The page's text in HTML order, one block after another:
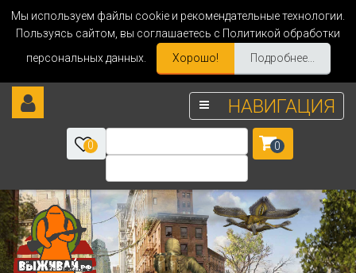
Мы используем файлы cookie и рекомендательные технологии.
Пользуясь сайтом, вы соглашаетесь с Политикой обработки
персональных данных.
Хорошо! Подробнее...
НАВИГАЦИЯ
0 0